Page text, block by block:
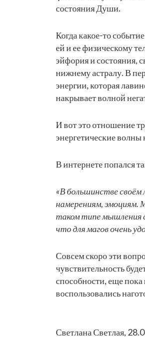
состояния Души.
Когда какое-то
ей и ее физическому
эйфория и состояния,
нижнему астралу. В
энергии, которая
накрывает волной
И вот это отношение
энергетические волны
В интернете попался
«В большинстве
намерениям, эмоциям.
таком типе мышления
что для магов очень
Совсем скоро эти
чувствительность
способности, еще
воспользовались
Светлана Светлая,